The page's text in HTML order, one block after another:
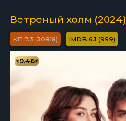
Ветреный холм (2024)
7.3 (30818) 6.1 (999)
9.46